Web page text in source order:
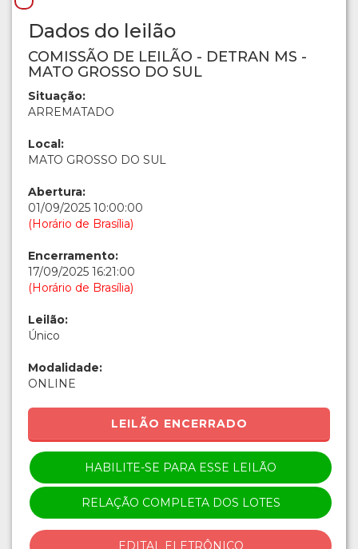
Dados do leilão
COMISSÃO DE LEILÃO - DETRAN MS -
MATO GROSSO DO SUL
Situação:
ARREMATADO
Local:
MATO GROSSO DO SUL
Abertura:
01/09/2025 10:00:00
(Horário de Brasília)
Encerramento:
17/09/2025 16:21:00
(Horário de Brasília)
Leilão:
Único
Modalidade:
ONLINE
LEILÃO ENCERRADO
HABILITE-SE PARA ESSE LEILÃO
RELAÇÃO COMPLETA DOS LOTES
EDITAL ELETRÔNICO